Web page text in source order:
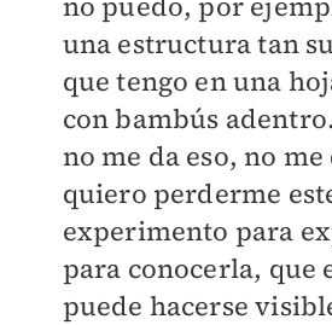
una estructura tan
que tengo en una
con bambús
no me da eso, no
quiero perderme
experimento para
para conocerla, que
puede hacerse